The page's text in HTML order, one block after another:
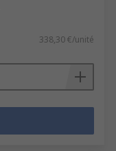
338,30 €/unité